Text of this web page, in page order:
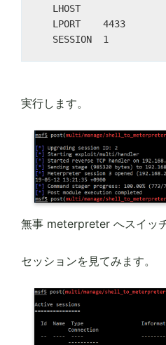
LHOST
LPORT    4433
実行します。
無事 meterpreter へスイッ
セッションを見てみます。